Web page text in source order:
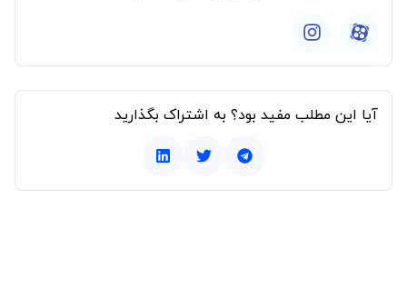
آیا این مطلب مفید بود؟ به اشتراک بگذارید